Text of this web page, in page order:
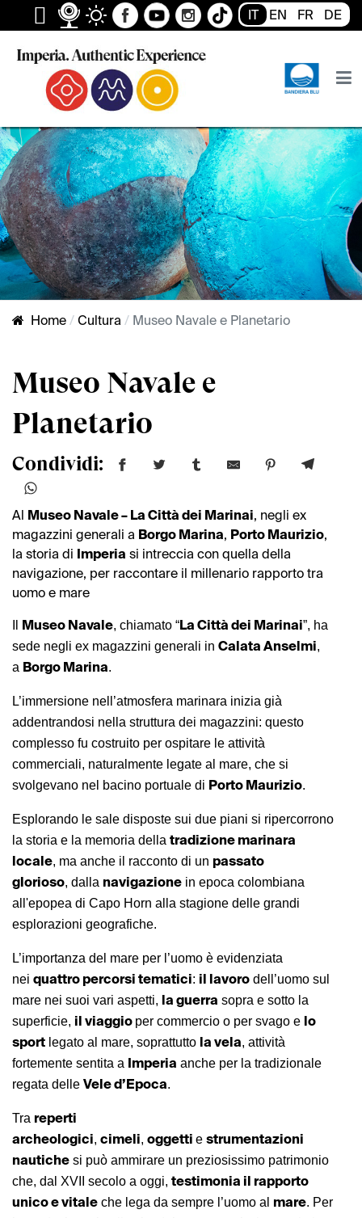
IT EN FR DE
Home Cultura Museo Navale e Planetario
Museo Navale e
Planetario
Condividi:
Al Museo Navale – La Città dei Marinai, negli ex
magazzini generali a Borgo Marina, Porto Maurizio,
la storia di Imperia si intreccia con quella della
navigazione, per raccontare il millenario rapporto tra
uomo e mare
Museo Navale, chiamato “La Città dei Marinai”, ha
sede negli ex magazzini generali in Calata Anselmi,
a Borgo Marina.
L’immersione nell’atmosfera marinara inizia già
addentrandosi nella struttura dei magazzini: questo
complesso fu costruito per ospitare le attività
commerciali, naturalmente legate al mare, che si
svolgevano nel bacino portuale di Porto Maurizio.
Esplorando le sale disposte sui due piani si ripercorrono
la storia e la memoria della tradizione marinara
locale, ma anche il racconto di un passato
glorioso, dalla navigazione in epoca colombiana
all'epopea di Capo Horn alla stagione delle grandi
esplorazioni geografiche.
L’importanza del mare per l’uomo è evidenziata
nei quattro percorsi tematici: il lavoro dell’uomo sul
mare nei suoi vari aspetti, la guerra sopra e sotto la
superficie, il viaggio per commercio o per svago e lo
sport legato al mare, soprattutto la vela, attività
fortemente sentita a Imperia anche per la tradizionale
regata delle Vele d’Epoca.
Tra reperti
archeologici, cimeli, oggetti e strumentazioni
nautiche si può ammirare un preziosissimo patrimonio
che, dal XVII secolo a oggi, testimonia il rapporto
unico e vitale che lega da sempre l’uomo al mare. Per